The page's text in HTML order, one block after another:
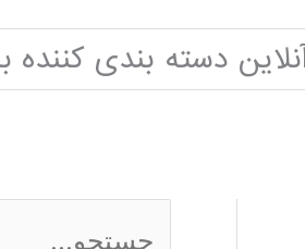
دسته بندی کننده